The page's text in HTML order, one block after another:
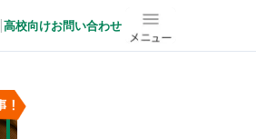
高校向けお問い合わせ メニュー